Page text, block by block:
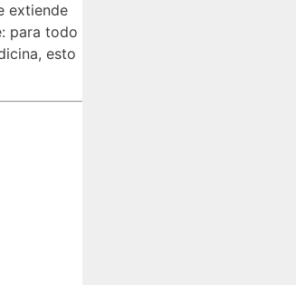
extiende
para todo
esto